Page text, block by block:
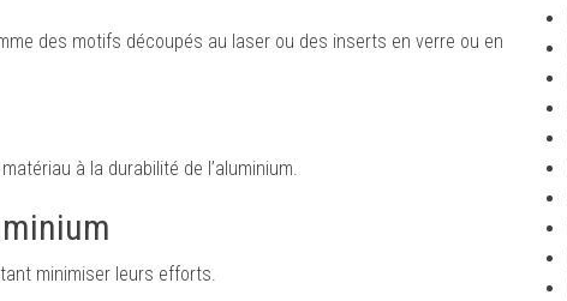
des motifs découpés au laser ou des inserts en verre ou en
à la durabilité de l’aluminium.
minimiser leurs efforts.